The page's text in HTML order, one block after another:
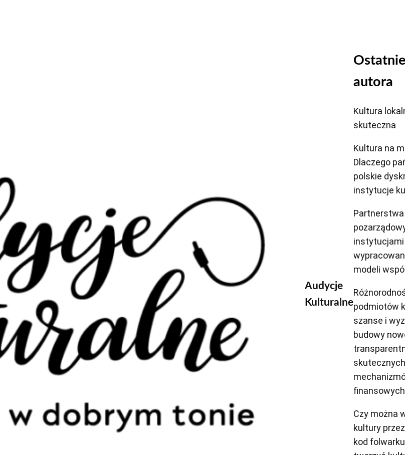
Audycje
Kulturalne
autora
Kultura
skuteczna
Kultura na
Dlaczego
polskie
instytucje
modeli
podmiotów
szanse i
budowy
skutecznych
finansowych
Czy można
kultury
kod